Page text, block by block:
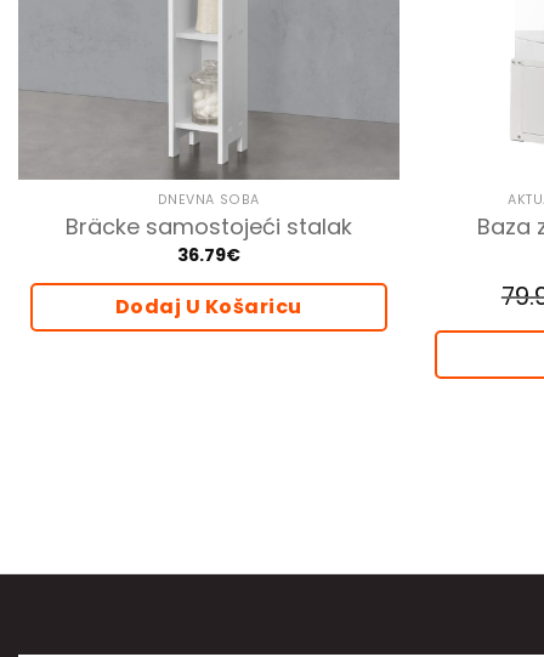
DNEVNA SOBA
Bräcke samostojeći stalak
36.79€
Dodaj U Košaricu
Baza